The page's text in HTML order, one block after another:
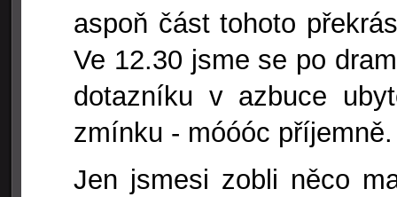
aspoň část tohoto
Ve 12.30 jsme se po
dotazníku v azbuce
zmínku - móóóc příjemně.
Jen jsmesi zobli něco